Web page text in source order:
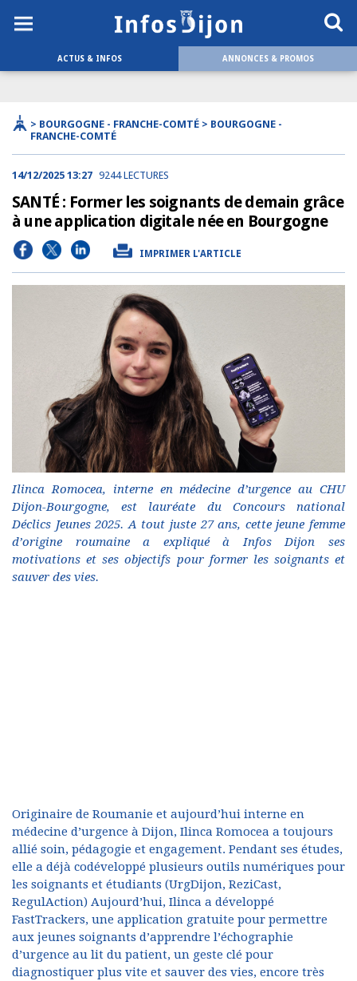
ACTUS & INFOS ANNONCES & PROMOS
> BOURGOGNE - FRANCHE-COMTÉ > BOURGOGNE -
FRANCHE-COMTÉ
14/12/2025 13:27 9244 LECTURES
SANTÉ : Former les soignants de demain grâce
à une application digitale née en Bourgogne
IMPRIMER L'ARTICLE
Ilinca Romocea, interne en médecine d’urgence au CHU
Dijon-Bourgogne, est lauréate du Concours national
Déclics Jeunes 2025. A tout juste 27 ans, cette jeune femme
d’origine roumaine a expliqué à Infos Dijon ses
motivations et ses objectifs pour former les soignants et
sauver des vies.
Originaire de Roumanie et aujourd’hui interne en
médecine d’urgence à Dijon, Ilinca Romocea a toujours
allié soin, pédagogie et engagement. Pendant ses études,
elle a déjà codéveloppé plusieurs outils numériques pour
les soignants et étudiants (UrgDijon, ReziCast,
RegulAction) Aujourd’hui, Ilinca a développé
FastTrackers, une application gratuite pour permettre
aux jeunes soignants d’apprendre l’échographie
d’urgence au lit du patient, un geste clé pour
diagnostiquer plus vite et sauver des vies, encore très